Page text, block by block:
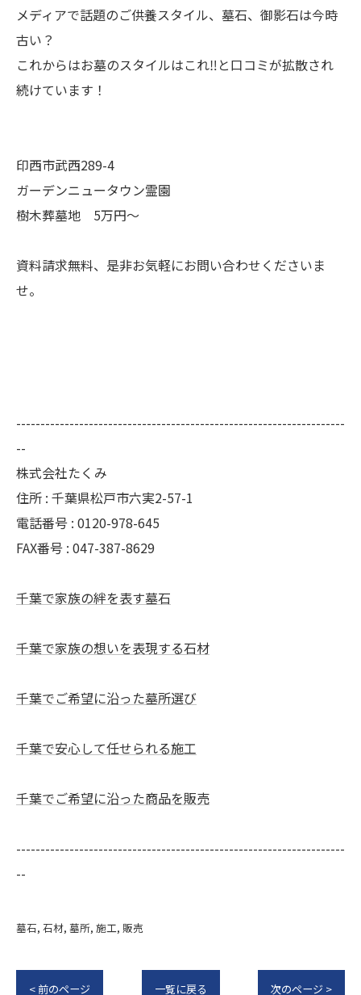
メディアで話題のご供養スタイル、墓石、御影石は今時
古い？
これからはお墓のスタイルはこれ‼と口コミが拡散され
続けています！
印西市武西289-4
ガーデンニュータウン霊園
樹木葬墓地 5万円～
資料請求無料、是非お気軽にお問い合わせくださいま
せ。
--------------------------------------------------------------------
--
株式会社たくみ
住所 : 千葉県松戸市六実2-57-1
電話番号 : 0120-978-645
FAX番号 : 047-387-8629
千葉で家族の絆を表す墓石
千葉で家族の想いを表現する石材
千葉でご希望に沿った墓所選び
千葉で安心して任せられる施工
千葉でご希望に沿った商品を販売
--------------------------------------------------------------------
--
墓石 石材 墓所 施工 販売
< 前のページ 一覧に戻る 次のページ >